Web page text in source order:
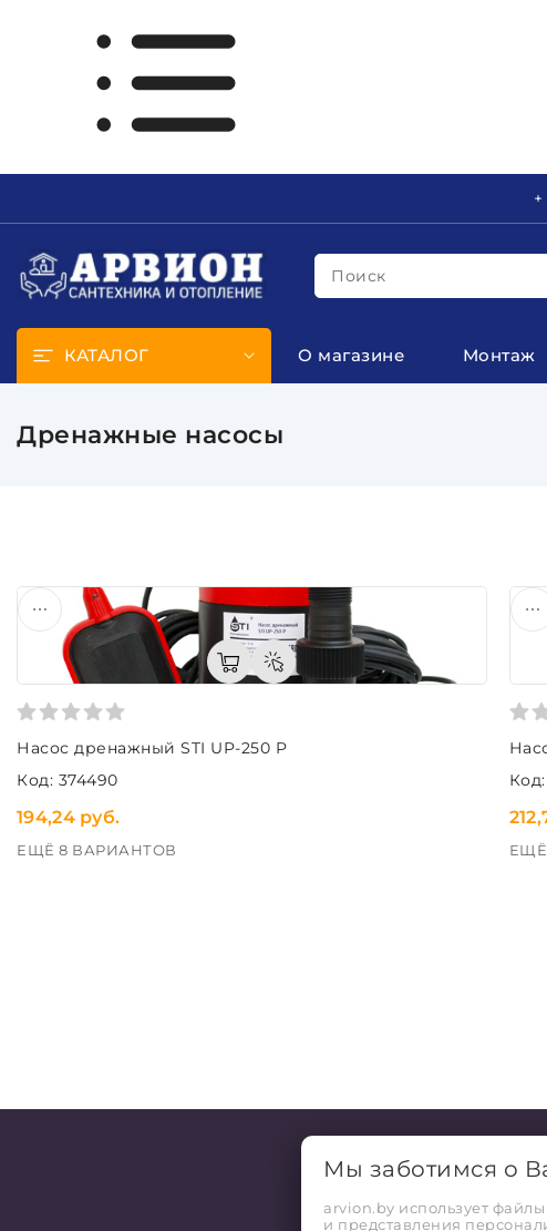
Поиск
КАТАЛОГ О магазине Монтаж
Дренажные насосы
Насос дренажный STI UP-250 P
Код: 374490
194,24 руб.
ЕЩЁ 8 ВАРИАНТОВ
Мы заботимся о
arvion.by использует
и представления